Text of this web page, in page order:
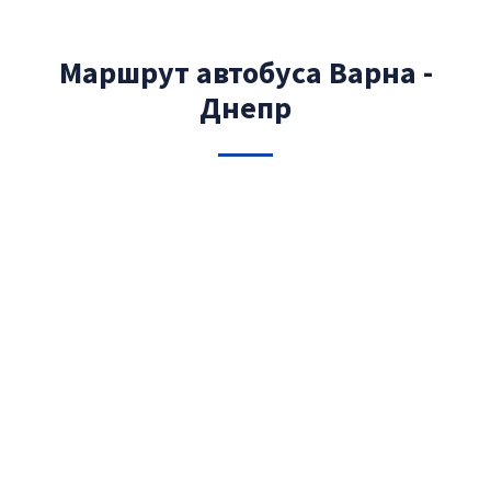
Маршрут автобуса Варна -
Днепр